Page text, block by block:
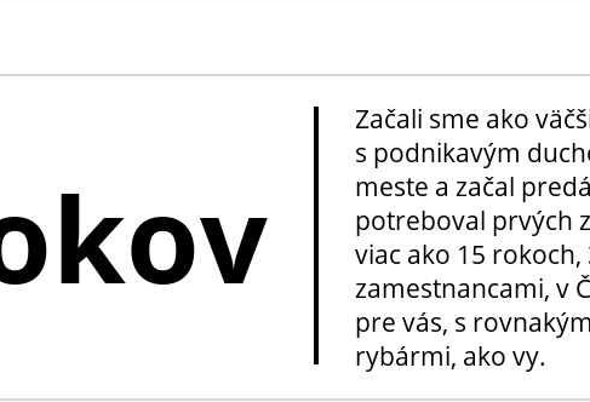
Začali sme ako
s podnikavým
meste a začal
potreboval prvých
viac ako 15 rokoch,
zamestnancami, v
pre vás, s
rybármi, ako vy.